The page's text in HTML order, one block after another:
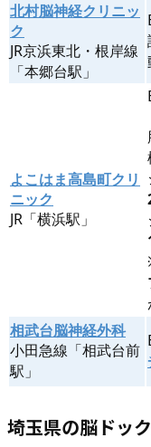
北村脳神経クリニッ
ク
JR京浜東北・根岸線
「本郷台駅」
よこはま高島町クリ
ニック
JR「横浜駅」
相武台脳神経外科
小田急線「相武台前
駅」
埼玉県の脳ドッ